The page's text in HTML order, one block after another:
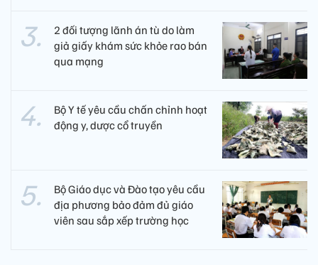
2 đối tượng lãnh án tù do làm
giả giấy khám sức khỏe rao bán
qua mạng
Bộ Y tế yêu cầu chấn chỉnh hoạt
động y, dược cổ truyền
Bộ Giáo dục và Đào tạo yêu cầu
địa phương bảo đảm đủ giáo
viên sau sắp xếp trường học